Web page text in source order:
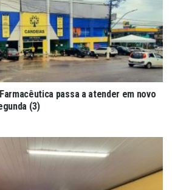
passa a atender em novo
(3)